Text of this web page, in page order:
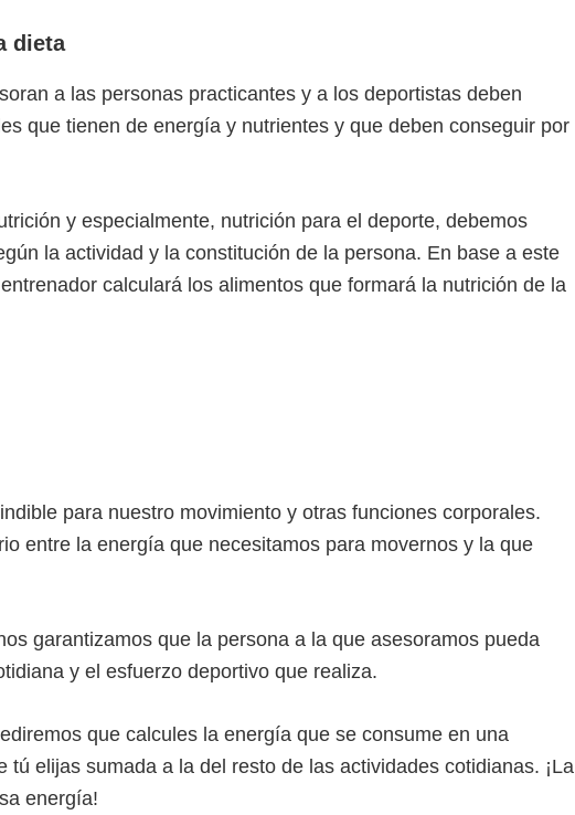
dieta
a las personas practicantes y a los deportistas deben
que tienen de energía y nutrientes y que deben conseguir por
y especialmente, nutrición para el deporte, debemos
la actividad y la constitución de la persona. En base a este
calculará los alimentos que formará la nutrición de la
para nuestro movimiento y otras funciones corporales.
entre la energía que necesitamos para movernos y la que
garantizamos que la persona a la que asesoramos pueda
y el esfuerzo deportivo que realiza.
que calcules la energía que se consume en una
tú elijas sumada a la del resto de las actividades cotidianas. ¡La
energía!